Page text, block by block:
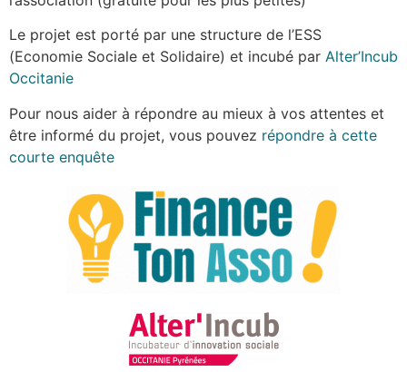
Le projet est porté par une structure de l’ESS
(Economie Sociale et Solidaire) et incubé par Alter’Incub
Occitanie
Pour nous aider à répondre au mieux à vos attentes et
être informé du projet, vous pouvez répondre à cette
courte enquête